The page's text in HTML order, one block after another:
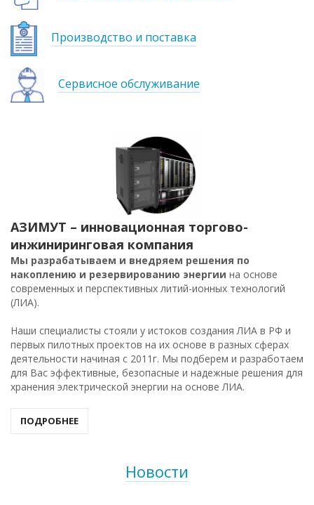
Производство и поставка
Сервисное обслуживание
АЗИМУТ – инновационная торгово-
инжиниринговая компания
Мы разрабатываем и внедряем решения по
накоплению и резервированию энергии на основе
современных и перспективных литий-ионных технологий
(ЛИА).
Наши специалисты стояли у истоков создания ЛИА в РФ и
первых пилотных проектов на их основе в разных сферах
деятельности начиная с 2011г. Мы подберем и разработаем
для Вас эффективные, безопасные и надежные решения для
хранения электрической энергии на основе ЛИА.
ПОДРОБНЕЕ
Новости